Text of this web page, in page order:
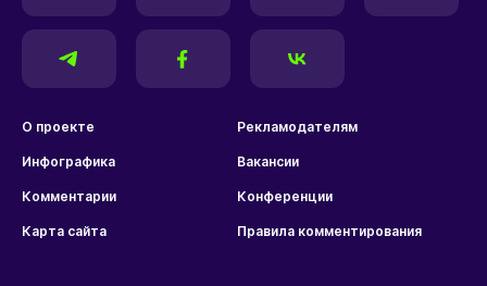
О проекте Рекламодателям
Инфографика Вакансии
Комментарии Конференции
Карта сайта Правила комментирования